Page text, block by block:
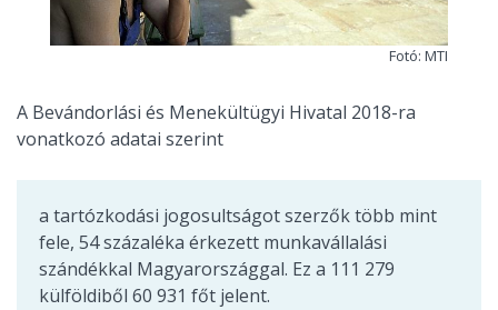
Fotó: MTI
A Bevándorlási és Menekültügyi Hivatal 2018-ra
vonatkozó adatai szerint
a tartózkodási jogosultságot szerzők több mint
fele, 54 százaléka érkezett munkavállalási
szándékkal Magyarországgal. Ez a 111 279
külföldiből 60 931 főt jelent.